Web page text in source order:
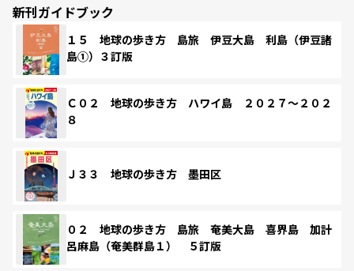
新刊ガイドブック
１５ 地球の歩き方 島旅 伊豆大島 利島（伊豆諸
島①）３訂版
Ｃ０２ 地球の歩き方 ハワイ島 ２０２７～２０２
８
Ｊ３３ 地球の歩き方 墨田区
０２ 地球の歩き方 島旅 奄美大島 喜界島 加計
呂麻島（奄美群島１） ５訂版